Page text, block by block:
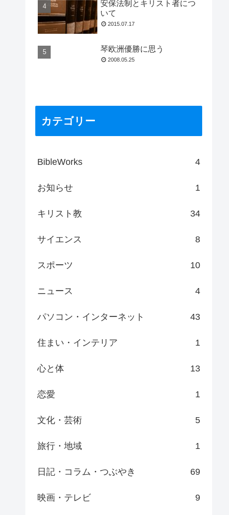
安保法制とキリスト者につ
いて
2015.07.17
琴欧洲優勝に思う
2008.05.25
カテゴリー
BibleWorks 4
お知らせ 1
キリスト教 34
サイエンス 8
スポーツ 10
ニュース 4
パソコン・インターネット 43
住まい・インテリア 1
心と体 13
恋愛 1
文化・芸術 5
旅行・地域 1
日記・コラム・つぶやき 69
映画・テレビ 9